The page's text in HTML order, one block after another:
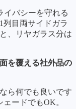
イバシーを守れる
列目両サイドガラ
、リヤガラス分は
を覆える社外品の
ら何でも良いです
ードでもOK。